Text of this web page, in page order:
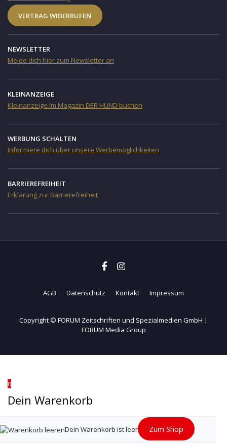
VERTRAG WIDERRUFEN
NEWSLETTER
Melde dich hier zum Newsletter an
KLEINANZEIGE
Kleinanzeige im Magazin DER HUND buchen
WERBUNG SCHALTEN
Informiere dich über unsere Werbemöglichkeiten
BARRIEREFREIHEIT
Erklärung zur Barrierefreiheit
AGB Datenschutz Kontakt Impressum
Copyright © FORUM Zeitschriften und Spezialmedien GmbH |
FORUM Media Group
0
Dein Warenkorb
Dein Warenkorb ist leer Zum Shop